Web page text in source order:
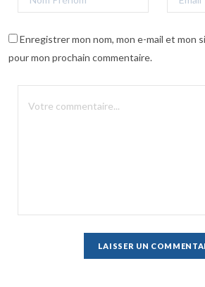
Enregistrer mon nom, mon e-mail et mon
pour mon prochain commentaire.